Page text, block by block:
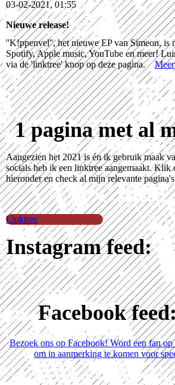
03-02-2021, 01:55
Nieuwe release!
''K!ppenvel'', het nieuwe EP van Simeon, is
Spotify, Apple music, YouTube en meer!
via de 'linktree' knop op deze pagina.Meer
1 pagina met al
Aangezien het 2021 is én ik gebruik maak
socials heb ik een linktree aangemaakt. Klik
hieronder en check al mijn relevante
Linktree
Instagram feed:
Facebook
Bezoek ons op Facebook! Word een fan
om in aanmerking te komen voor